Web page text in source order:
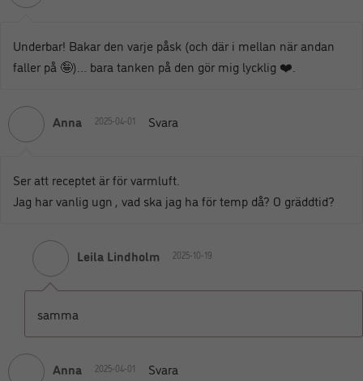
Underbar! Bakar den varje påsk (och där i mellan när andan
faller på 🤪)… bara tanken på den gör mig lycklig ❤️.
Anna 2025-04-01 Svara
Ser att receptet är för varmluft.
Jag har vanlig ugn , vad ska jag ha för temp då? O gräddtid?
Leila Lindholm 2025-10-19
samma
Anna 2025-04-01 Svara